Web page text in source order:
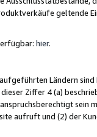
geltende
hier.
Ländern
dieser Ziffer 4 (a)
sein
aufruft und (2) der